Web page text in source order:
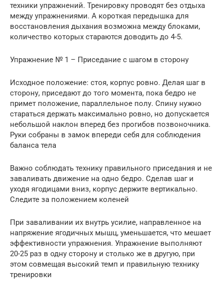
техники упражнений. Тренировку проводят без отдыха
между упражнениями. А короткая передышка для
восстановления дыхания возможна между блоками,
количество которых стараются доводить до 4-5.
Упражнение № 1 – Приседание с шагом в сторону
Исходное положение: стоя, корпус ровно. Делая шаг в
сторону, приседают до того момента, пока бедро не
примет положение, параллельное полу. Спину нужно
стараться держать максимально ровно, но допускается
небольшой наклон вперед без прогибов позвоночника.
Руки собраны в замок впереди себя для соблюдения
баланса тела
Важно соблюдать технику правильного приседания и не
заваливать движение на одно бедро. Сделав шаг и
уходя ягодицами вниз, корпус держите вертикально.
Следите за положением коленей
При заваливании их внутрь усилие, направленное на
напряжение ягодичных мышц, уменьшается, что мешает
эффективности упражнения. Упражнение выполняют
20-25 раз в одну сторону и столько же в другую, при
этом совмещая высокий темп и правильную технику
тренировки